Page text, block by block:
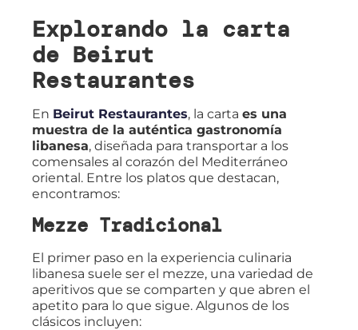
Explorando la carta
de Beirut
Restaurantes
En Beirut Restaurantes, la carta es una
muestra de la auténtica gastronomía
libanesa, diseñada para transportar a los
comensales al corazón del Mediterráneo
oriental. Entre los platos que destacan,
encontramos:
Mezze Tradicional
El primer paso en la experiencia culinaria
libanesa suele ser el mezze, una variedad de
aperitivos que se comparten y que abren el
apetito para lo que sigue. Algunos de los
clásicos incluyen: